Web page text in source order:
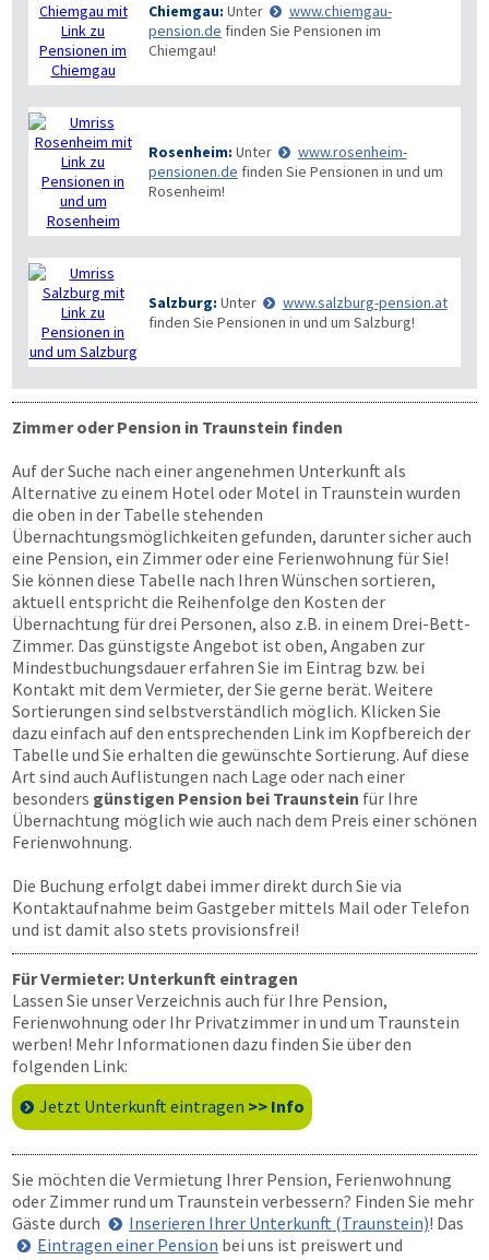
Chiemgau: Unter
www.chiemgau-
pension.de finden Sie Pensionen im
Chiemgau!
Rosenheim: Unter
www.rosenheim-
pensionen.de finden Sie Pensionen in und um
Rosenheim!
Salzburg: Unter
www.salzburg-pension.at
finden Sie Pensionen in und um Salzburg!
Zimmer oder Pension in Traunstein finden
Auf der Suche nach einer angenehmen Unterkunft als
Alternative zu einem Hotel oder Motel in Traunstein wurden
die oben in der Tabelle stehenden
Übernachtungsmöglichkeiten gefunden, darunter sicher auch
eine Pension, ein Zimmer oder eine Ferienwohnung für Sie!
Sie können diese Tabelle nach Ihren Wünschen sortieren,
aktuell entspricht die Reihenfolge den Kosten der
Übernachtung für drei Personen, also z.B. in einem Drei-Bett-
Zimmer. Das günstigste Angebot ist oben, Angaben zur
Mindestbuchungsdauer erfahren Sie im Eintrag bzw. bei
Kontakt mit dem Vermieter, der Sie gerne berät. Weitere
Sortierungen sind selbstverständlich möglich. Klicken Sie
dazu einfach auf den entsprechenden Link im Kopfbereich der
Tabelle und Sie erhalten die gewünschte Sortierung. Auf diese
Art sind auch Auflistungen nach Lage oder nach einer
besonders günstigen Pension bei Traunstein für Ihre
Übernachtung möglich wie auch nach dem Preis einer schönen
Ferienwohnung.
Die Buchung erfolgt dabei immer direkt durch Sie via
Kontaktaufnahme beim Gastgeber mittels Mail oder Telefon
und ist damit also stets provisionsfrei!
Für Vermieter: Unterkunft eintragen
Lassen Sie unser Verzeichnis auch für Ihre Pension,
Ferienwohnung oder Ihr Privatzimmer in und um Traunstein
werben! Mehr Informationen dazu finden Sie über den
folgenden Link:
Jetzt Unterkunft eintragen >> Info
Sie möchten die Vermietung Ihrer Pension, Ferienwohnung
oder Zimmer rund um Traunstein verbessern? Finden Sie mehr
Gäste durch
Inserieren Ihrer Unterkunft (Traunstein)! Das
Eintragen einer Pension bei uns ist preiswert und